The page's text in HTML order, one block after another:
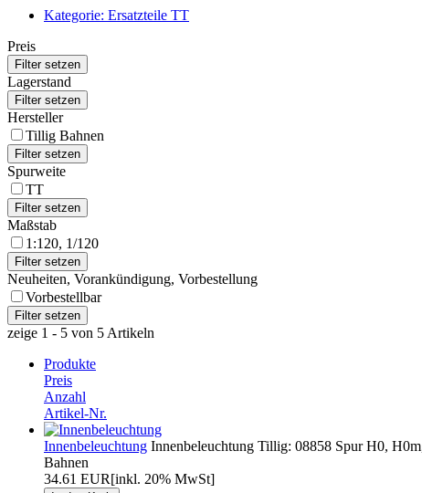
Kategorie: Ersatzteile TT
Preis
Lagerstand
Hersteller
Tillig Bahnen
Spurweite
TT
Maßstab
1:120, 1/120
Neuheiten, Vorankündigung, Vorbestellung
Vorbestellbar
zeige 1 - 5 von 5 Artikeln
Produkte
Preis
Anzahl
Artikel-Nr.
Innenbeleuchtung Innenbeleuchtung Tillig: 08858 Spur H0,
Bahnen
34.61 EUR[inkl. 20% MwSt]